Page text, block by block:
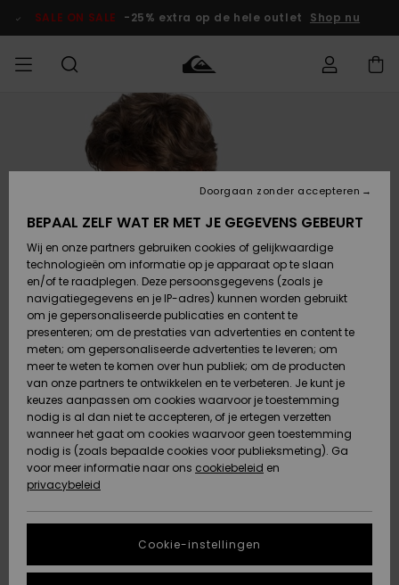
Productinformatie
SALE ON SALE -25% extra op de hele outlet Shop nu
Kleding
Accessoires
Schoenen &
Slippers
Surf /
Water
Snow
Nieuw
Highlights
JONGENS
Kleding
Accessoires
Schoenen &
Slippers
Surf /
Water
Sneeuw
Nieuw
Highlights
DAMES
Shop
Highlights
Snow
SURF
Heren Surf
Shop
Surf Shop
Highlights
Community
SNOW
Heren Snow
Shop
Snow Shop
Dames
Snow Shop
Highlights
Gemeenschap
SALE ON
SALE
HEREN
OUTLET
Kinderen
VROUW
OUTLET
Regio- En
Taalinstellingen
français
Nederlands
Toegang tot
mijn bestelling
Retouren
Betaling
Giftcard
Quiksilver
Freedom
Gegevensbescherming
gesprek om het
snelste
DUURZAAMHEID
BEPAAL ZELF WAT ER MET JE GEGEVENS GEBEURT
Wij en onze partners gebruiken cookies of gelijkwaardige
technologieën om informatie op je apparaat op te slaan
en/of te raadplegen. Deze persoonsgegevens (zoals je
navigatiegegevens en je IP-adres) kunnen worden gebruikt
om je gepersonaliseerde publicaties en content te
presenteren; om de prestaties van advertenties en content te
meten; om gepersonaliseerde advertenties te leveren; om
meer te weten te komen over hun publiek; om de producten
van onze partners te ontwikkelen en te verbeteren. Je kunt je
keuzes aanpassen om cookies waarvoor je toestemming
nodig is al dan niet te accepteren, of je ertegen verzetten
wanneer het gaat om cookies waarvoor geen toestemming
nodig is (zoals bepaalde cookies voor publieksmeting). Ga
voor meer informatie naar ons cookiebeleid en
privacybeleid
Cookie-instellingen
Doorgaan zonder accepteren